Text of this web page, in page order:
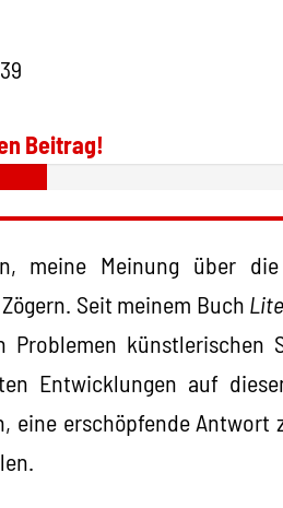
Beitrag!
meine Meinung über
Seit meinem Buch
künstlerischen
Entwicklungen auf
eine erschöpfende Antwort